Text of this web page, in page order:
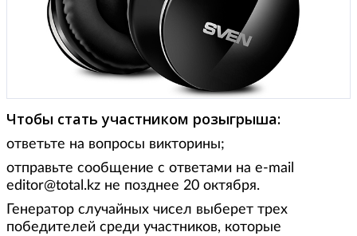
Чтобы стать участником розыгрыша:
ответьте на вопросы викторины;
отправьте сообщение с ответами на e-mail
editor@total.kz не позднее 20 октября.
Генератор случайных чисел выберет трех
победителей среди участников, которые